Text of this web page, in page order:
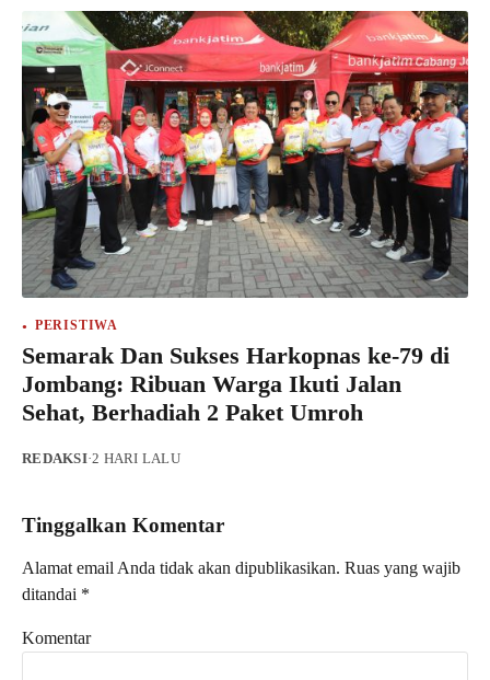
PERISTIWA
Semarak Dan Sukses Harkopnas ke-79 di
Jombang: Ribuan Warga Ikuti Jalan
Sehat, Berhadiah 2 Paket Umroh
REDAKSI·2 HARI LALU
Tinggalkan Komentar
Alamat email Anda tidak akan dipublikasikan. Ruas yang wajib
ditandai *
Komentar